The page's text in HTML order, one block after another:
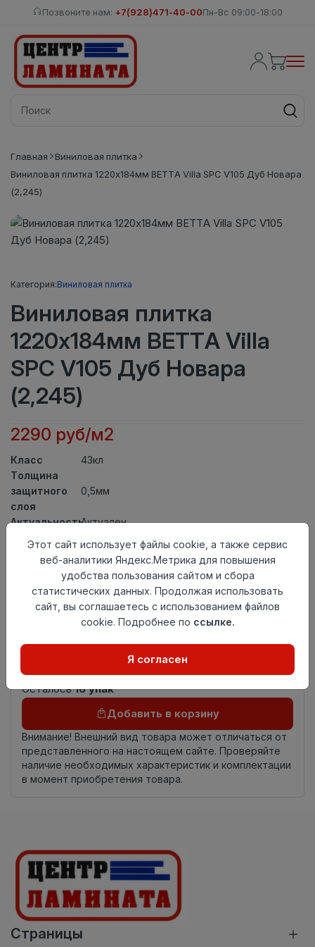
Позвоните нам: +7(928)471-40-00Пн-Вс 09:00-18:00
Главная
Виниловая плитка
Виниловая плитка 1220х184мм BETTA Villa SPC V105 Дуб Новара
(2,245)
Категория:Виниловая плитка
Виниловая плитка
1220х184мм BETTA Villa
SPC V105 Дуб Новара
(2,245)
2290 руб/м2
Класс
43кл
Толщина
защитного
слоя
0,5мм
АктуальностьАктуален
1220х184мм
Теплый пол
Замковый метод
Страна
Осталось16 упак
Добавить в корзину
Внимание! Внешний вид товара может отличаться от
представленного на настоящем сайте. Проверяйте
наличие необходимых характеристик и комплектации
в момент приобретения товара.
Страницы
Этот сайт использует файлы cookie, а также сервис
веб-аналитики Яндекс.Метрика для повышения
удобства пользования сайтом и сбора
статистических данных. Продолжая использовать
сайт, вы соглашаетесь с использованием файлов
cookie. Подробнее по ссылке.
Я согласен